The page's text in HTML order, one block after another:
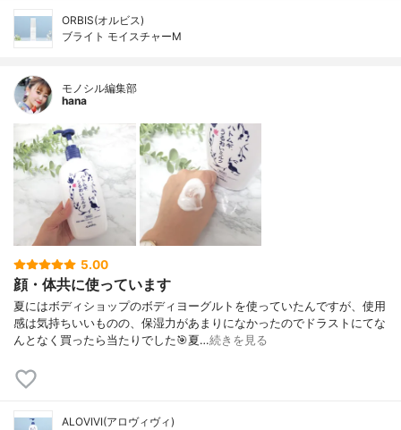
ORBIS(オルビス)
ブライト モイスチャーM
モノシル編集部
hana
5.00
顔・体共に使っています
夏にはボディショップのボディヨーグルトを使っていたんですが、使用
感は気持ちいいものの、保湿力があまりになかったのでドラストにてな
んとなく買ったら当たりでした🎯夏…続きを見る
ALOVIVI(アロヴィヴィ)